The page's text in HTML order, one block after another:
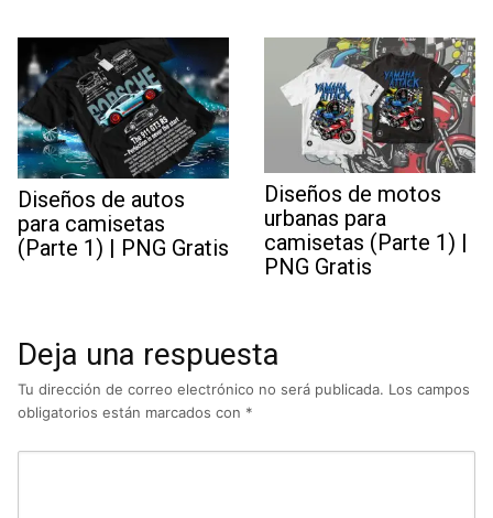
Diseños de autos
para camisetas
(Parte 1) | PNG Gratis
Diseños de motos
urbanas para
camisetas (Parte 1) |
PNG Gratis
Deja una respuesta
Tu dirección de correo electrónico no será publicada. Los campos
obligatorios están marcados con *